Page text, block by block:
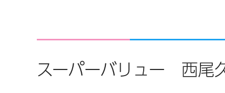
スーパーバリュー 西尾